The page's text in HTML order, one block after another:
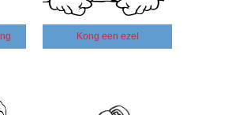
Kong een ezel